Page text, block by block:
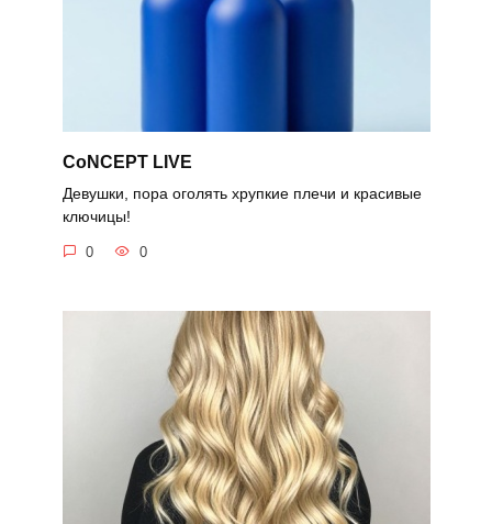
CoNCEPT LIVE
Девушки, пора оголять хрупкие плечи и красивые
ключицы!
0 0